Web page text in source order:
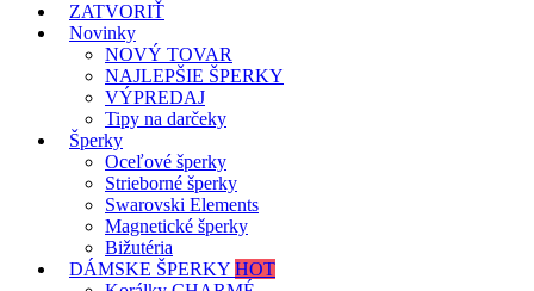
ZATVORIŤ
Novinky
NOVÝ TOVAR
NAJLEPŠIE ŠPERKY
VÝPREDAJ
Tipy na darčeky
Šperky
Oceľové šperky
Strieborné šperky
Swarovski Elements
Magnetické šperky
Bižutéria
DÁMSKE ŠPERKY HOT